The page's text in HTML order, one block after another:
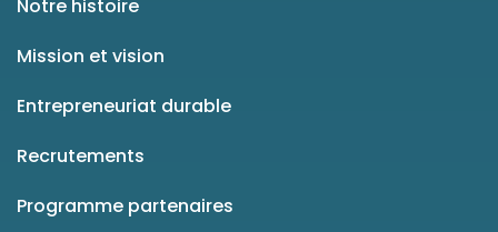
Notre histoire
Mission et vision
Entrepreneuriat durable
Recrutements
Programme partenaires